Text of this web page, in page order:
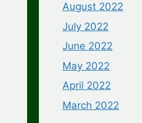
August 2022
July 2022
June 2022
May 2022
April 2022
March 2022